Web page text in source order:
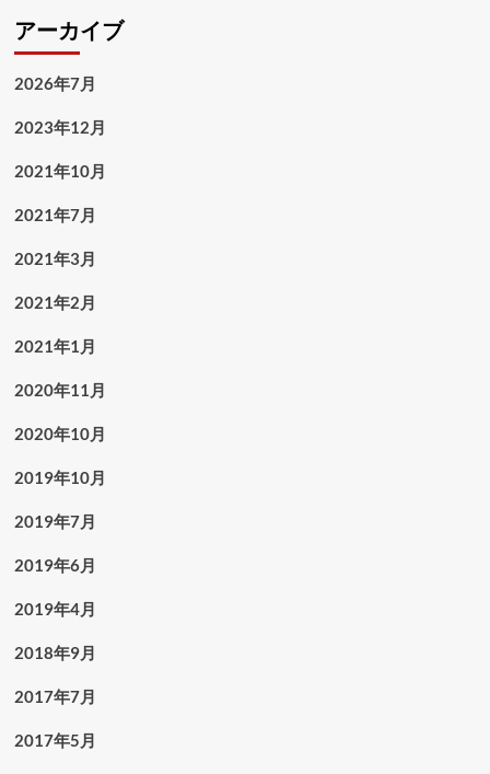
アーカイブ
2026年7月
2023年12月
2021年10月
2021年7月
2021年3月
2021年2月
2021年1月
2020年11月
2020年10月
2019年10月
2019年7月
2019年6月
2019年4月
2018年9月
2017年7月
2017年5月